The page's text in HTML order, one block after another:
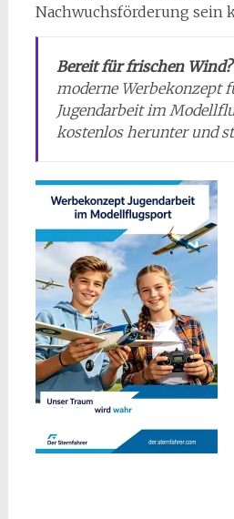
Nachwuchsförderung sein
Bereit für frischen Wind?
moderne Werbekonzept
Jugendarbeit im
kostenlos herunter und